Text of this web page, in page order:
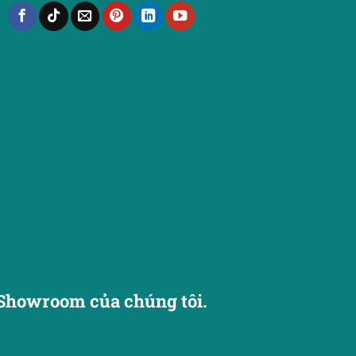
của chúng tôi.